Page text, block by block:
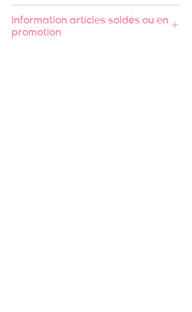
📦 Livraison offerte dès 99€ en
Mondial Relay
en promotion ne sont ni repris, ni
échangés, conformément à nos
Information articles soldés ou en
promotion